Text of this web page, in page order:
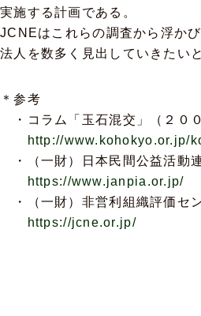
実施する計画である。
JCNEはこれらの調査から浮か
法人を数多く見出していきたい
＊参考
・コラム「玉石混交」（２０
http://www.kohokyo.or.jp/
・（一財）日本民間公益活動
https://www.janpia.or.jp/
・（一財）非営利組織評価セ
https://jcne.or.jp/